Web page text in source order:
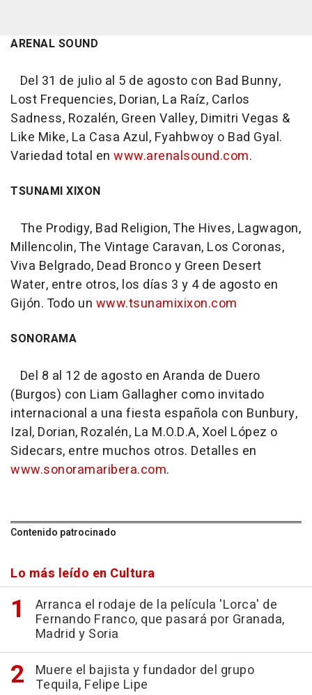
ARENAL SOUND
Del 31 de julio al 5 de agosto con Bad Bunny,
Lost Frequencies, Dorian, La Raíz, Carlos
Sadness, Rozalén, Green Valley, Dimitri Vegas &
Like Mike, La Casa Azul, Fyahbwoy o Bad Gyal.
Variedad total en www.arenalsound.com.
TSUNAMI XIXON
The Prodigy, Bad Religion, The Hives, Lagwagon,
Millencolin, The Vintage Caravan, Los Coronas,
Viva Belgrado, Dead Bronco y Green Desert
Water, entre otros, los días 3 y 4 de agosto en
Gijón. Todo un www.tsunamixixon.com
SONORAMA
Del 8 al 12 de agosto en Aranda de Duero
(Burgos) con Liam Gallagher como invitado
internacional a una fiesta española con Bunbury,
Izal, Dorian, Rozalén, La M.O.D.A, Xoel López o
Sidecars, entre muchos otros. Detalles en
www.sonoramaribera.com.
Contenido patrocinado
Lo más leído en Cultura
Arranca el rodaje de la película 'Lorca' de
Fernando Franco, que pasará por Granada,
Madrid y Soria
Muere el bajista y fundador del grupo
Tequila, Felipe Lipe